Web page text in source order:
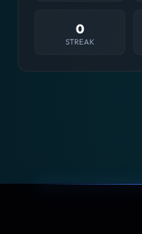
0
STREAK